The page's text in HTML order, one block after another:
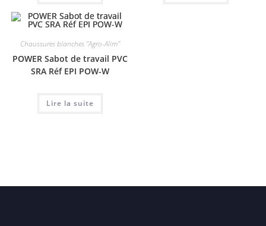
Chaussures blanches ''Agro-Alim''
POWER Sabot de travail PVC
SRA Réf EPI POW-W
Lire la suite